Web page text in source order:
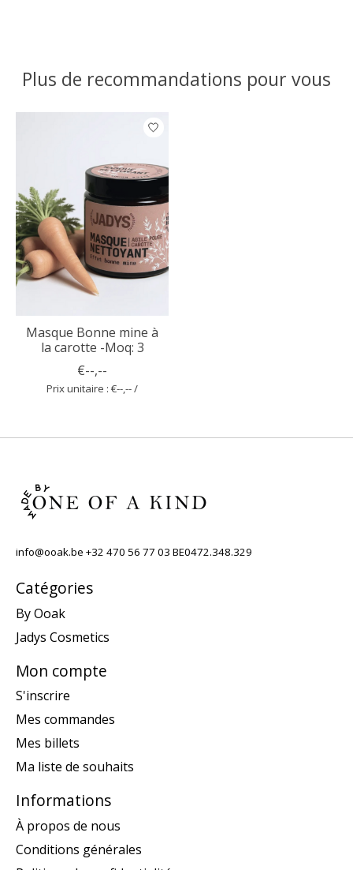
Plus de recommandations pour vous
Articles du carrousel de produits
Masque Bonne mine à
la carotte -Moq: 3
€--,--
Prix unitaire : €--,-- /
info@ooak.be +32 470 56 77 03 BE0472.348.329
Catégories
By Ooak
Jadys Cosmetics
Mon compte
S'inscrire
Mes commandes
Mes billets
Ma liste de souhaits
Informations
À propos de nous
Conditions générales